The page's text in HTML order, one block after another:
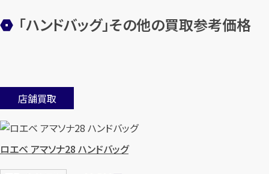
「ハンドバッグ」その他の買取参考価格
店舗買取
ロエベ アマソナ28 ハンドバッグ